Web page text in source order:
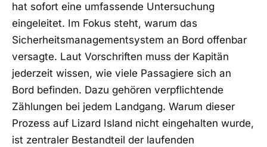
hat sofort eine umfassende Untersuchung
eingeleitet. Im Fokus steht, warum das
Sicherheitsmanagementsystem an Bord offenbar
versagte. Laut Vorschriften muss der Kapitän
jederzeit wissen, wie viele Passagiere sich an
Bord befinden. Dazu gehören verpflichtende
Zählungen bei jedem Landgang. Warum dieser
Prozess auf Lizard Island nicht eingehalten wurde,
ist zentraler Bestandteil der laufenden